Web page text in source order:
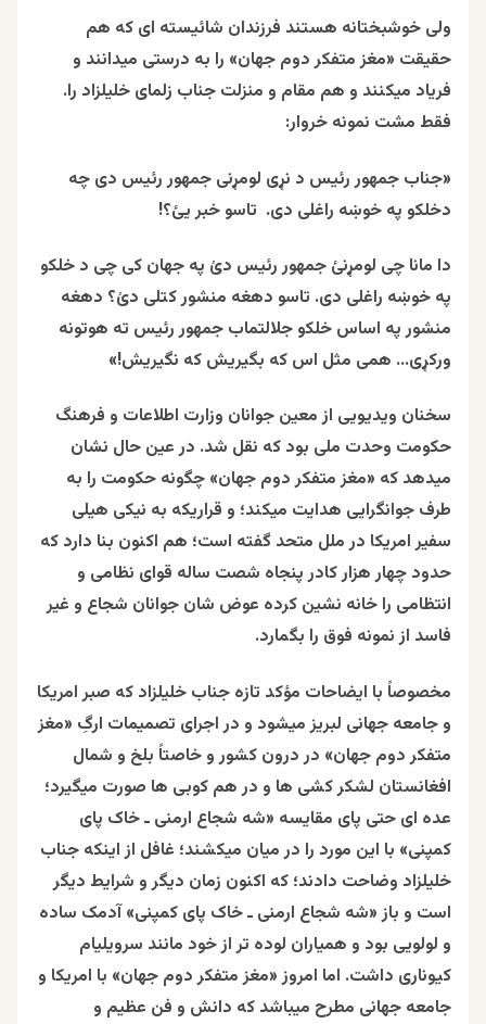
ولی خوشبختانه هستند فرزندان شائیسته ای که هم
حقیقت «مغز متفکر دوم جهان» را به درستی میدانند و
فریاد میکنند و هم مقام و منزلت جناب زلمای خلیلزاد را.
فقط مشت نمونه خروار:
«جناب جمهور رئیس د نړی لومړنی جمهور رئیس دی چه
دخلکو په خوښه راغلی دی. تاسو خبر یئ؟!
دا مانا چی لومړنئ جمهور رئیس دئ په جهان کی چی د خلکو
په خوښه راغلی دی. تاسو دهغه منشور کتلی دئ؟ دهغه
منشور په اساس خلکو جلالتماب جمهور رئیس ته هوتونه
ورکړی… همی مثل اس که بگیریش که نگیریش!»
سخنان ویدیویی از معین جوانان وزارت اطلاعات و فرهنگ
حکومت وحدت ملی بود که نقل شد. در عین حال نشان
میدهد که «مغز متفکر دوم جهان» چگونه حکومت را به
طرف جوانگرایی هدایت میکند؛ و قراریکه به نیکی هیلی
سفیر امریکا در ملل متحد گفته است؛ هم اکنون بنا دارد که
حدود چهار هزار کادر پنجاه شصت ساله قوای نظامی و
انتظامی را خانه نشین کرده عوض شان جوانان شجاع و غیر
فاسد از نمونه فوق را بگمارد.
مخصوصاً با ایضاحات مؤکد تازه جناب خلیلزاد که صبر امریکا
و جامعه جهانی لبریز میشود و در اجرای تصمیمات ارگِ «مغز
متفکر دوم جهان» در درون کشور و خاصتاً بلخ و شمال
افغانستان لشکر کشی ها و در هم کوبی ها صورت میگیرد؛
عده ای حتی پای مقایسه «شه شجاع ارمنی ـ خاک پای
کمپنی» با این مورد را در میان میکشند؛ غافل از اینکه جناب
خلیلزاد وضاحت دادند؛ که اکنون زمان دیگر و شرایط دیگر
است و باز «شه شجاع ارمنی ـ خاک پای کمپنی» آدمک ساده
و لولویی بود و همیاران لوده تر از خود مانند سرویلیام
کیوناری داشت. اما امروز «مغز متفکر دوم جهان» با امریکا و
جامعه جهانی مطرح میباشد که دانش و فن عظیم و